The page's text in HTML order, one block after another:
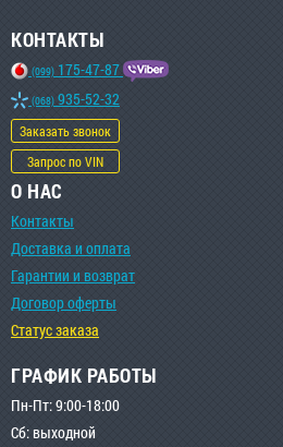
КОНТАКТЫ
(099) 175-47-87
(068) 935-52-32
Заказать звонок
Запрос по VIN
О НАС
Контакты
Доставка и оплата
Гарантии и возврат
Договор оферты
Статус заказа
ГРАФИК РАБОТЫ
Пн-Пт: 9:00-18:00
Сб: выходной